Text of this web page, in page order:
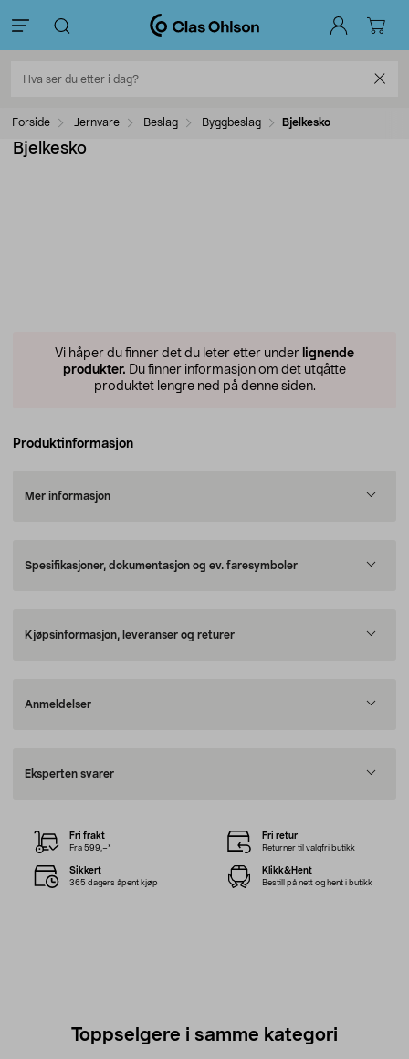
Forside Jernvare Beslag Byggbeslag Bjelkesko
Bjelkesko
Vi håper du finner det du leter etter under lignende
produkter. Du finner informasjon om det utgåtte
produktet lengre ned på denne siden.
Produktinformasjon
Mer informasjon
Spesifikasjoner, dokumentasjon og ev. faresymboler
Kjøpsinformasjon, leveranser og returer
Anmeldelser
Eksperten svarer
Fri frakt
Fra 599,–*
Fri retur
Returner til valgfri butikk
Sikkert
365 dagers åpent kjøp
Klikk&Hent
Bestill på nett og hent i butikk
Toppselgere i samme kategori